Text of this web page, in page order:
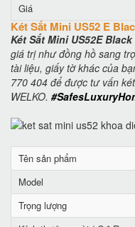
Giá
Két Sắt Mini US52 E
Két Sắt Mini US52E Black
giá trị như đồng hồ sang
tài liệu, giấy tờ khác của
770 404 để được tư vấn
WELKO.
Tên sản phẩm
Model
Trọng lượng